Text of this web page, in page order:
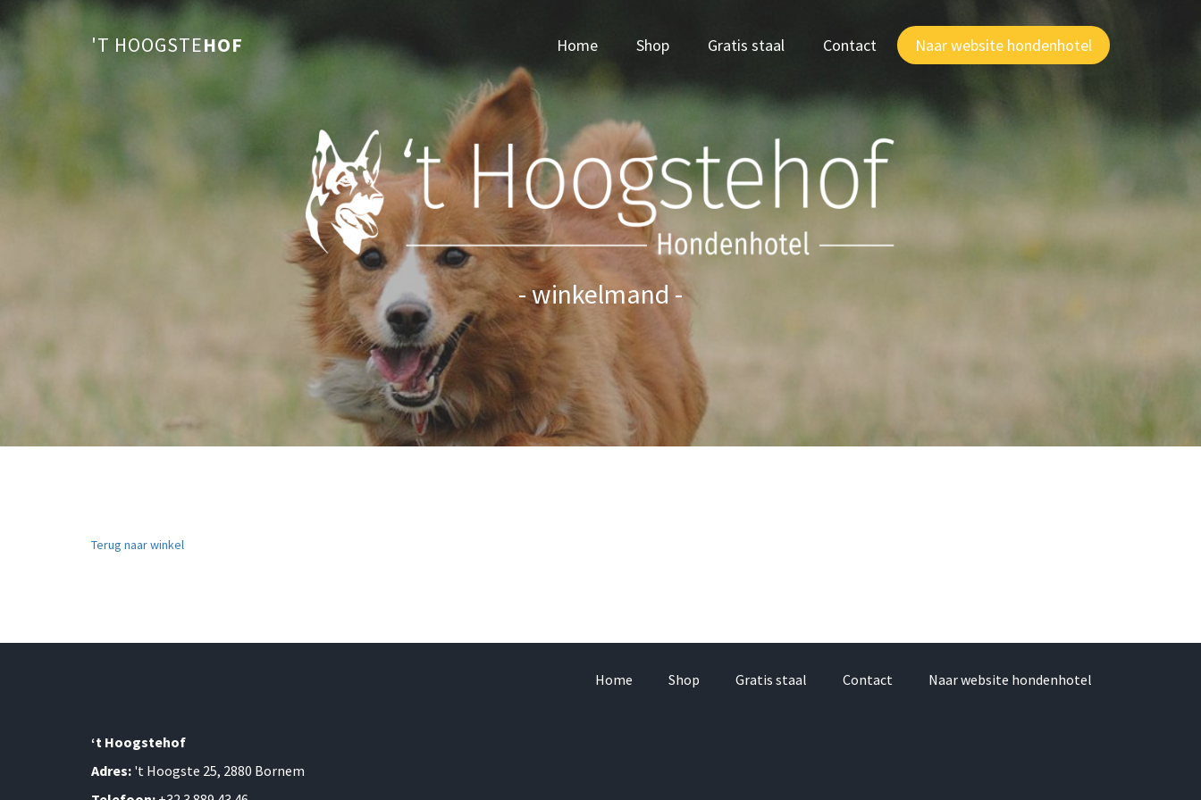
'T HOOGSTEHOF Home Shop Gratis staal Contact Naar website hondenhotel
- winkelmand -
Terug naar winkel
Home Shop Gratis staal Contact Naar website hondenhotel
‘t Hoogstehof
Adres: 't Hoogste 25, 2880 Bornem